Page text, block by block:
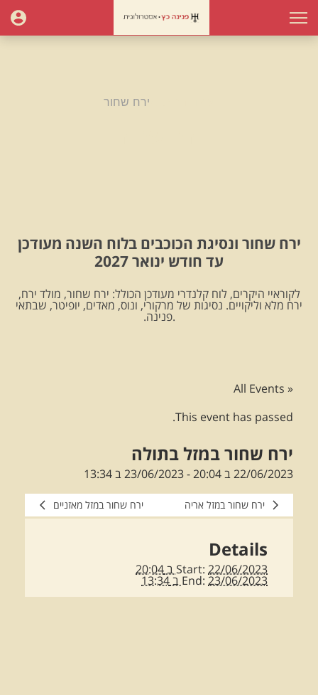
ירח שחור
ירח שחור ונסיגת הכוכבים בלוח השנה מעודכן
עד חודש ינואר 2027
לקוראיי היקרים, לוח קלנדרי מעודכן הכולל: ירח שחור, מולד ירח,
ירח מלא וליקויים. נסיגות של מרקורי, ונוס, מאדים, יופיטר, שבתאי
.פנינה.
« All Events
This event has passed.
ירח שחור במזל בתולה
22/06/2023 ב 20:04 -23/06/2023 ב 13:34
ירח שחור במזל אריה ירח שחור במזל מאזניים
Details
Start: 22/06/2023 ב 20:04
End: 23/06/2023 ב 13:34